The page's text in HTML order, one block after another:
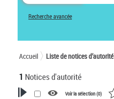
Recherche avancée
Accueil Liste de notices d’autorité
1 Notices d'autorité
Voir la sélection (0)